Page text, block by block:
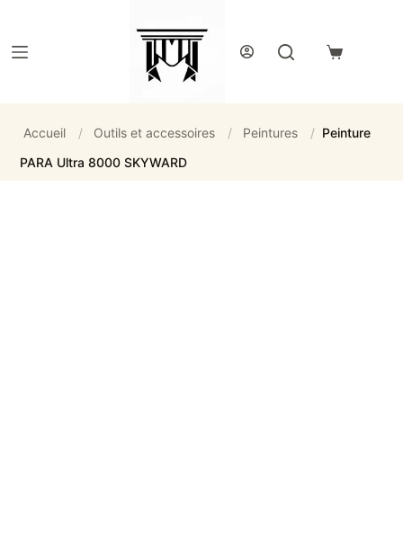
Panier
Accueil / Outils et accessoires / Peintures / Peinture
PARA Ultra 8000 SKYWARD